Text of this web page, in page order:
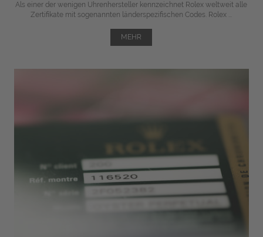
Als einer der wenigen Uhrenhersteller kennzeichnet Rolex weltweit alle
Zertifikate mit sogenannten länderspezifischen Codes. Rolex ...
MEHR